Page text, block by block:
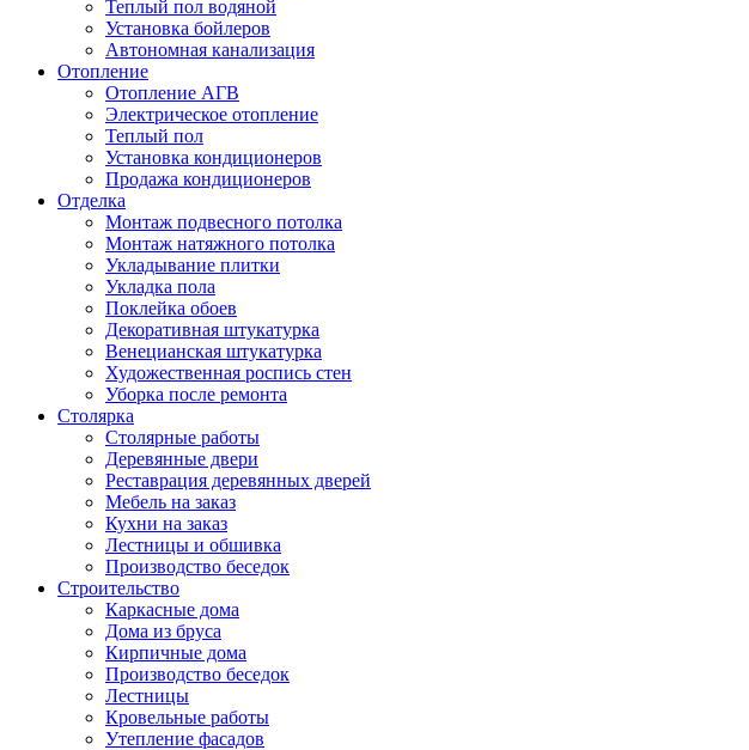
Теплый пол водяной
Установка бойлеров
Автономная канализация
Отопление
Отопление АГВ
Электрическое отопление
Теплый пол
Установка кондиционеров
Продажа кондиционеров
Отделка
Монтаж подвесного потолка
Монтаж натяжного потолка
Укладывание плитки
Укладка пола
Поклейка обоев
Декоративная штукатурка
Венецианская штукатурка
Художественная роспись стен
Уборка после ремонта
Столярка
Столярные работы
Деревянные двери
Реставрация деревянных дверей
Мебель на заказ
Кухни на заказ
Лестницы и обшивка
Производство беседок
Строительство
Каркасные дома
Дома из бруса
Кирпичные дома
Производство беседок
Лестницы
Кровельные работы
Утепление фасадов